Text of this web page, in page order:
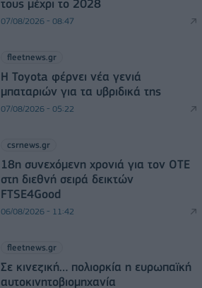
τους μέχρι το 2028
07/08/2026 - 08:47
fleetnews.gr
Η Toyota φέρνει νέα γενιά
μπαταριών για τα υβριδικά της
07/08/2026 - 05:22
csrnews.gr
18η συνεχόμενη χρονιά για τον ΟΤΕ
στη διεθνή σειρά δεικτών
FTSE4Good
06/08/2026 - 11:42
fleetnews.gr
Σε κινεζική… πολιορκία η ευρωπαϊκή
αυτοκινητοβιομηχανία